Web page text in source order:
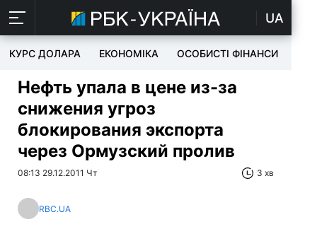
UA
КУРС ДОЛАРА ЕКОНОМІКА ОСОБИСТІ ФІНАНСИ
Нефть упала в цене из-за
снижения угроз
блокирования экспорта
через Ормузский пролив
08:13 29.12.2011 Чт 3 хв
RBC.UA